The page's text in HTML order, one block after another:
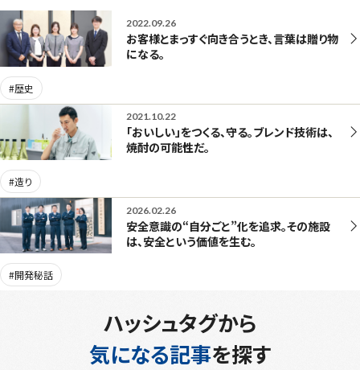
2022.09.26
お客様とまっすぐ向き合うとき、言葉は贈り物
になる。
#歴史
2021.10.22
「おいしい」をつくる、守る。ブレンド技術は、
焼酎の可能性だ。
#造り
2026.02.26
安全意識の“自分ごと”化を追求。その施設
は、安全という価値を生む。
#開発秘話
ハッシュタグから
気になる記事を探す